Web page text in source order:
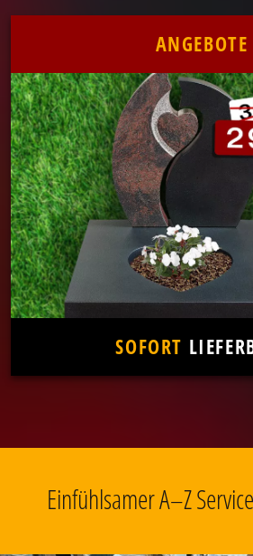
ANGEBOTE
SOFORT
Einfühlsamer A–Z